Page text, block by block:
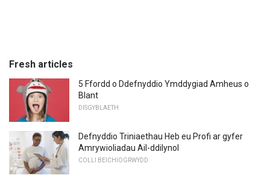
Fresh articles
5 Ffordd o Ddefnyddio Ymddygiad Amheus o
Blant
DISGYBLAETH
Defnyddio Triniaethau Heb eu Profi ar gyfer
Amrywioliadau Ail-ddilynol
COLLI BEICHIOGRWYDD